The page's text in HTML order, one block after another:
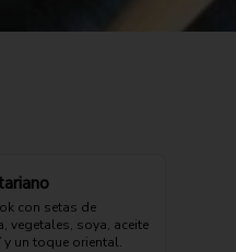
con setas de
vegetales, soya, aceite
un toque oriental.